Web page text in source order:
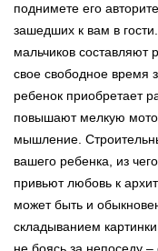
поднимете его
зашедших к вам в
мальчиков составляют
свое свободное время
ребенок приобретает
повышают мелкую
мышление.
вашего ребенка, из
привьют любовь к
может быть и
складыванием